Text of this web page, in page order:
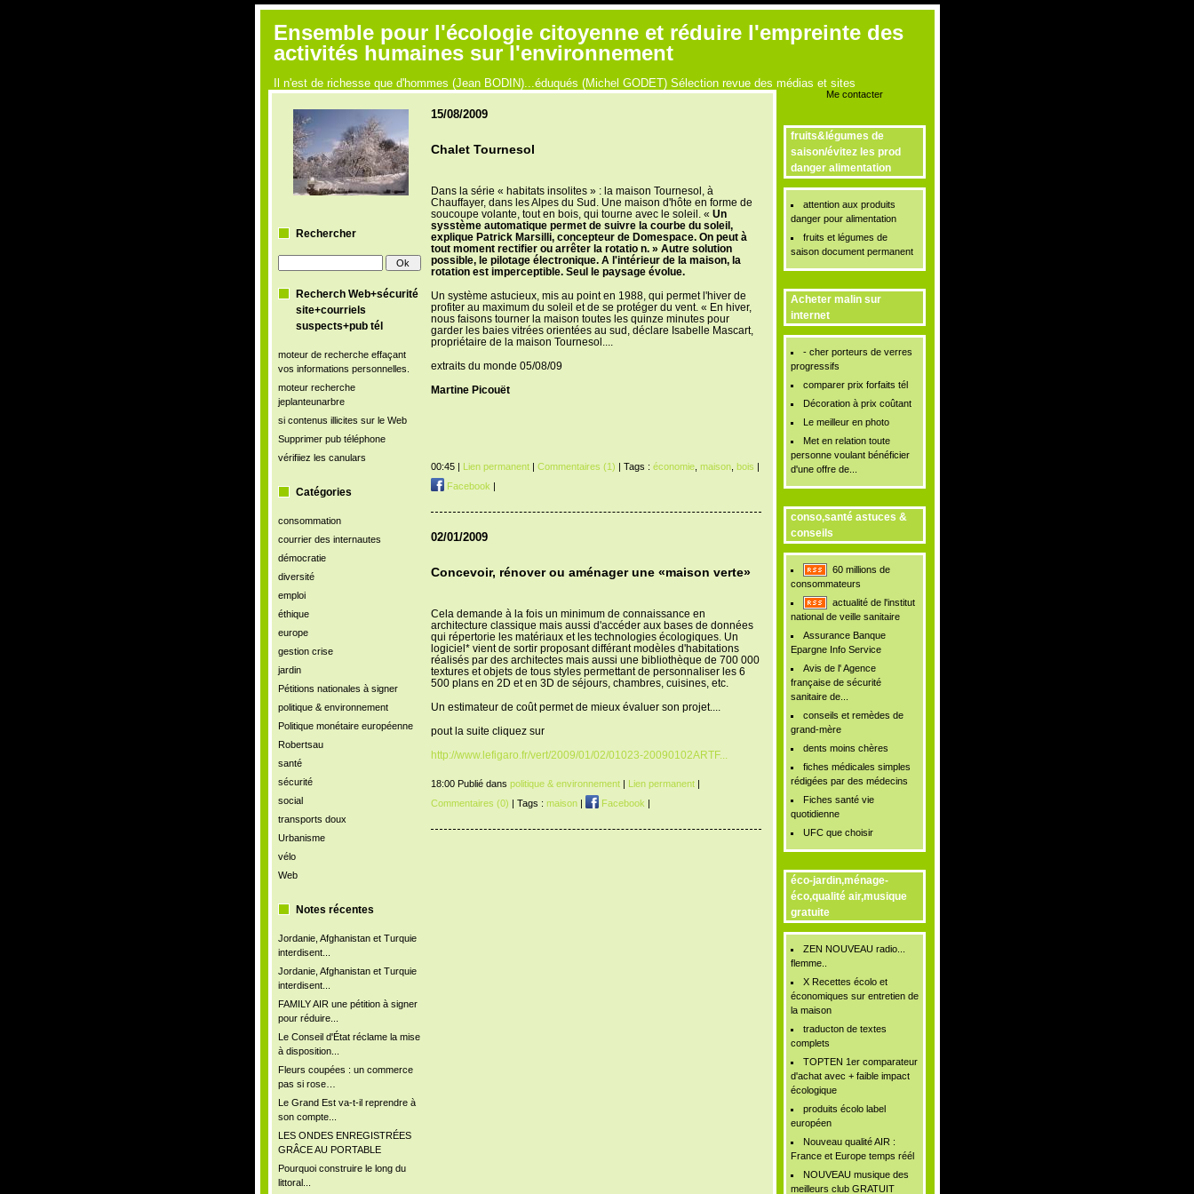
Ensemble pour l'écologie citoyenne et réduire l'empreinte des
activités humaines sur l'environnement
Il n'est de richesse que d'hommes (Jean BODIN)...éduqués (Michel GODET) Sélection revue des médias et sites
Rechercher
Recherch Web+sécurité
site+courriels
suspects+pub tél
moteur de recherche effaçant
vos informations personnelles.
moteur recherche
jeplanteunarbre
si contenus illicites sur le Web
Supprimer pub téléphone
vérifiiez les canulars
Catégories
consommation
courrier des internautes
démocratie
diversité
emploi
éthique
europe
gestion crise
jardin
Pétitions nationales à signer
politique & environnement
Politique monétaire européenne
Robertsau
santé
sécurité
social
transports doux
Urbanisme
vélo
Web
Notes récentes
Jordanie, Afghanistan et Turquie
interdisent...
Jordanie, Afghanistan et Turquie
interdisent...
FAMILY AIR une pétition à signer
pour réduire...
Le Conseil d'État réclame la mise
à disposition...
Fleurs coupées : un commerce
pas si rose…
Le Grand Est va-t-il reprendre à
son compte...
LES ONDES ENREGISTRÉES
GRÂCE AU PORTABLE
Pourquoi construire le long du
littoral...
Me contacter
fruits&légumes de
saison/évitez les prod
danger alimentation
attention aux produits
danger pour alimentation
fruits et légumes de
saison document permanent
Acheter malin sur
internet
- cher porteurs de verres
progressifs
comparer prix forfaits tél
Décoration à prix coûtant
Le meilleur en photo
Met en relation toute
personne voulant bénéficier
d'une offre de...
conso,santé astuces &
conseils
60 millions de
consommateurs
actualité de l'institut
national de veille sanitaire
Assurance Banque
Epargne Info Service
Avis de l' Agence
française de sécurité
sanitaire de...
conseils et remèdes de
grand-mère
dents moins chères
fiches médicales simples
rédigées par des médecins
Fiches santé vie
quotidienne
UFC que choisir
éco-jardin,ménage-
éco,qualité air,musique
gratuite
ZEN NOUVEAU radio...
flemme..
X Recettes écolo et
économiques sur entretien de
la maison
traducton de textes
complets
TOPTEN 1er comparateur
d'achat avec + faible impact
écologique
produits écolo label
européen
Nouveau qualité AIR :
France et Europe temps réél
NOUVEAU musique des
meilleurs club GRATUIT
15/08/2009
Chalet Tournesol
Dans la série « habitats insolites » : la maison Tournesol, à
Chauffayer, dans les Alpes du Sud. Une maison d'hôte en forme de
soucoupe volante, tout en bois, qui tourne avec le soleil. « Un
sysstème automatique permet de suivre la courbe du soleil,
explique Patrick Marsilli, concepteur de Domespace. On peut à
tout moment rectifier ou arrêter la rotatio n. » Autre solution
possible, le pilotage électronique. A l'intérieur de la maison, la
rotation est imperceptible. Seul le paysage évolue.
Un système astucieux, mis au point en 1988, qui permet l'hiver de
profiter au maximum du soleil et de se protéger du vent. « En hiver,
nous faisons tourner la maison toutes les quinze minutes pour
garder les baies vitrées orientées au sud, déclare Isabelle Mascart,
propriétaire de la maison Tournesol....
extraits du monde 05/08/09
Martine Picouët
00:45 | Lien permanent| Commentaires (1) | Tags : économie, maison, bois |
Facebook |
02/01/2009
Concevoir, rénover ou aménager une «maison verte»
Cela demande à la fois un minimum de connaissance en
architecture classique mais aussi d'accéder aux bases de données
qui répertorie les matériaux et les technologies écologiques. Un
logiciel* vient de sortir proposant différant modèles d'habitations
réalisés par des architectes mais aussi une bibliothèque de 700 000
textures et objets de tous styles permettant de personnaliser les 6
500 plans en 2D et en 3D de séjours, chambres, cuisines, etc.
Un estimateur de coût permet de mieux évaluer son projet....
pout la suite cliquez sur
http://www.lefigaro.fr/vert/2009/01/02/01023-20090102ARTF...
18:00 Publié dans politique & environnement| Lien permanent|
Commentaires (0) | Tags : maison| Facebook |